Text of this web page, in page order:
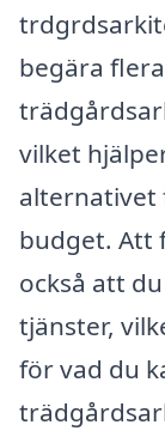
begära
vilket
alternativet
budget. Att
också att
tjänster,
för vad du